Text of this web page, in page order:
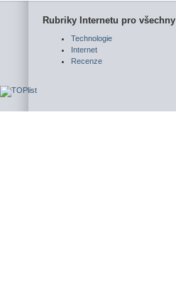
Rubriky Internetu pro všechny
Technologie
Internet
Recenze